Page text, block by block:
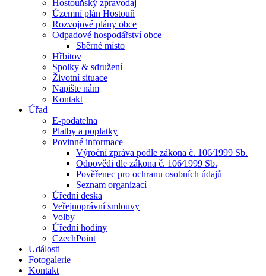
Hostouňský zpravodaj
Územní plán Hostouň
Rozvojové plány obce
Odpadové hospodářství obce
Sběrné místo
Hřbitov
Spolky & sdružení
Životní situace
Napište nám
Kontakt
Úřad
E-podatelna
Platby a poplatky
Povinné informace
Výroční zpráva podle zákona č. 106⁄1999 Sb.
Odpovědi dle zákona č. 106⁄1999 Sb.
Pověřenec pro ochranu osobních údajů
Seznam organizací
Úřední deska
Veřejnoprávní smlouvy
Volby
Úřední hodiny
CzechPoint
Události
Fotogalerie
Kontakt